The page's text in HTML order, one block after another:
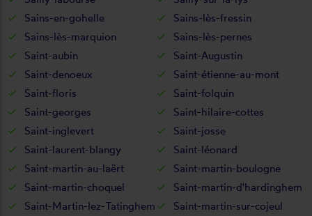
Sains-en-gohelle
Sains-lès-fressin
Sains-lès-marquion
Sains-lès-pernes
Saint-aubin
Saint-Augustin
Saint-denoeux
Saint-étienne-au-mont
Saint-floris
Saint-folquin
Saint-georges
Saint-hilaire-cottes
Saint-inglevert
Saint-josse
Saint-laurent-blangy
Saint-léonard
Saint-martin-au-laërt
Saint-martin-boulogne
Saint-martin-choquel
Saint-martin-d'hardinghem
Saint-Martin-lez-Tatinghem
Saint-martin-sur-cojeul